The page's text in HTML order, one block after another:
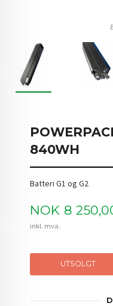
840WH
Batteri G1 og G2
Pris
NOK 8
inkl. mva.
UTSOLGT